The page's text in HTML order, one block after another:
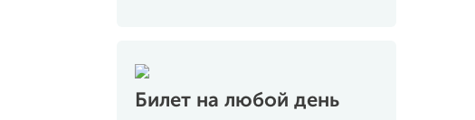
Билет на любой день